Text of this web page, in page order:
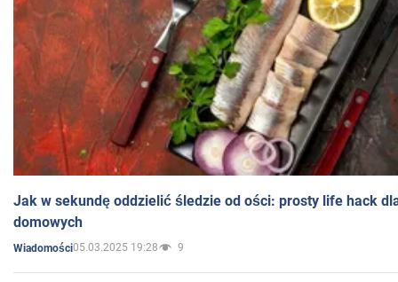
Jak w sekundę oddzielić śledzie od ości: prosty life hack
domowych
Wiadomości05.03.2025 19:28 9